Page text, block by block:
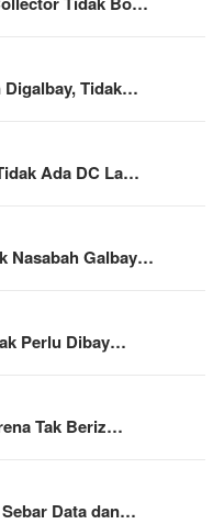
Digalbay, Tidak…
Ada DC La…
Nasabah Galbay…
Perlu Dibay…
Tak Beriz…
Data dan…